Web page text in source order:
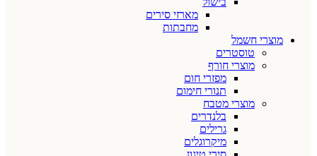
מארזי סירים
מחבתות
מוצרי חשמל
טוסטרים
מוצרי חורף
מפזרי חום
תנורי חימום
מוצרי מטבח
בלנדרים
גרילים
מיקרוגלים